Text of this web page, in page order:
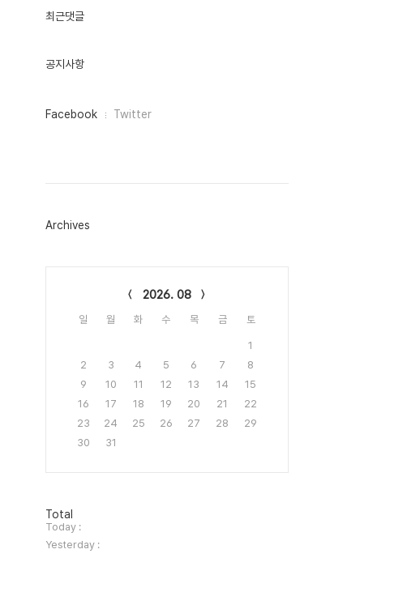
인
최근댓글
공지사항
페
그
Facebook Twitter
Archives
2026. 08
일 월 화 수 목 금 토
1
2
3 4 5 6 7
8
9
10 11 12 13 14
15
16
17 18 19 20 21
22
23
24 25 26 27 28
29
30
31
방
문
자
수
Total
Today :
Yesterday :